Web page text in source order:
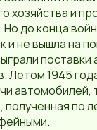
хозяйства и
до конца
не вышла на
поставки
Летом 1945
автомобилей,
полученная по